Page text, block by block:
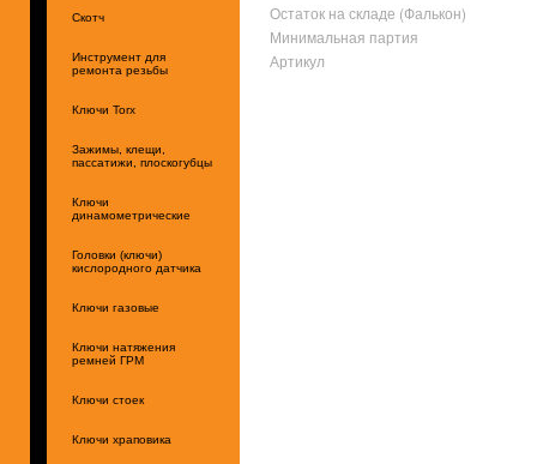
Скотч
Инструмент для
ремонта резьбы
Ключи Torx
Зажимы, клещи,
пассатижи, плоскогубцы
Ключи
динамометрические
Головки (ключи)
кислородного датчика
Ключи газовые
Ключи натяжения
ремней ГРМ
Ключи стоек
Ключи храповика
Остаток на складе (Фалькон)
Минимальная партия
Артикул